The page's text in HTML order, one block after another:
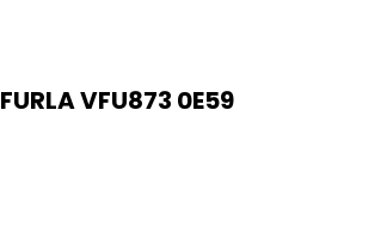
FURLA VFU873 0E59